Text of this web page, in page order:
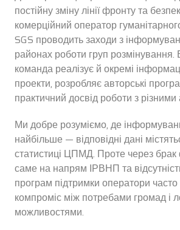
постійну зміну лінії фронту та
комерційний оператор
SGS проводить заходи з
районах роботи груп
команда реалізує й окремі
проекти, розробляє авторські
практичний досвід роботи з різними
Ми добре розуміємо, де
найбільше — відповідні дані
статистиці ЦПМД. Проте через брак
саме на напрям ІРВНП та
програм підтримки оператори
компроміс між потребами громад і
можливостями.